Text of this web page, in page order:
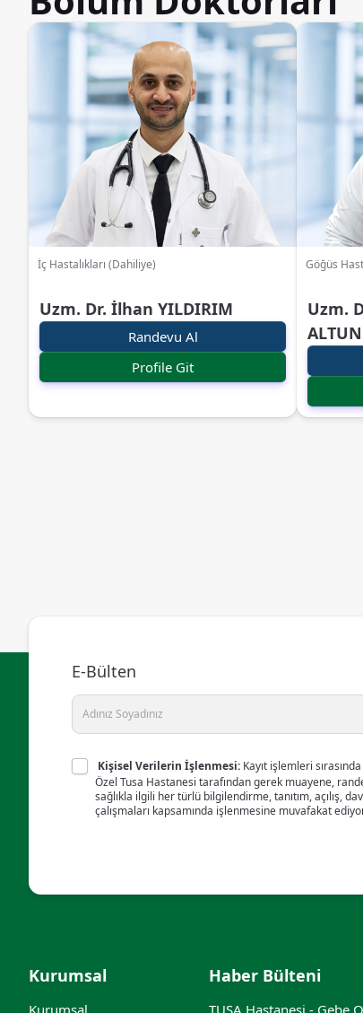
İç Hastalıkları (Dahiliye)
Uzm. Dr. İlhan YILDIRIM
Randevu Al
Profile Git
Göğüs
Uzm.
E-Bülten
Kişisel Verilerin İşlenmesi: Kayıt işlemleri
Özel Tusa Hastanesi tarafından gerek muayene,
sağlıkla ilgili her türlü bilgilendirme, tanıtım, açılış,
çalışmaları kapsamında işlenmesine muvafakat
Kurumsal
Kurumsal
Haber Bülteni